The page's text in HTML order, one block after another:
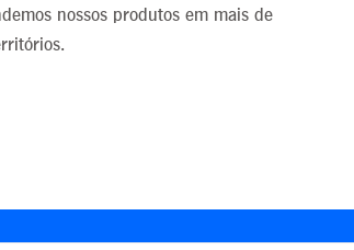
nossos produtos em mais de